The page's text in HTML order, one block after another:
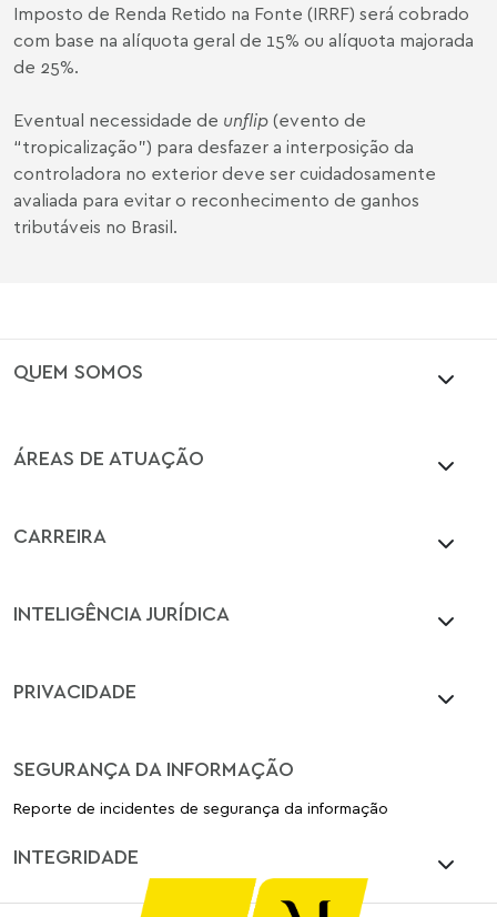
Imposto de Renda Retido na Fonte (IRRF) será cobrado
com base na alíquota geral de 15% ou alíquota majorada
de 25%.
Eventual necessidade de unflip (evento de
“tropicalização”) para desfazer a interposição da
controladora no exterior deve ser cuidadosamente
avaliada para evitar o reconhecimento de ganhos
tributáveis no Brasil.
QUEM SOMOS
ÁREAS DE ATUAÇÃO
CARREIRA
INTELIGÊNCIA JURÍDICA
PRIVACIDADE
SEGURANÇA DA INFORMAÇÃO
Reporte de incidentes de segurança da informação
INTEGRIDADE